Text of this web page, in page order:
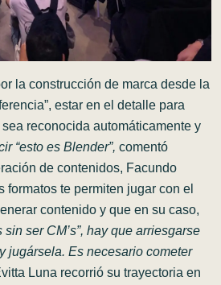
la construcción de marca desde la
estar en el detalle para
reconocida automáticamente y
“esto es Blender”, comentó
de contenidos, Facundo
formatos te permiten jugar con el
contenido y que en su caso,
sin ser CM’s”, hay que arriesgarse
jugársela. Es necesario cometer
Luna recorrió su trayectoria en